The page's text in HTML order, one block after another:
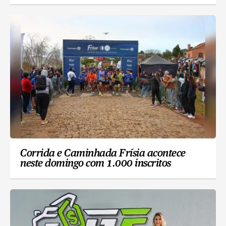
Corrida e Caminhada Frísia acontece
neste domingo com 1.000 inscritos